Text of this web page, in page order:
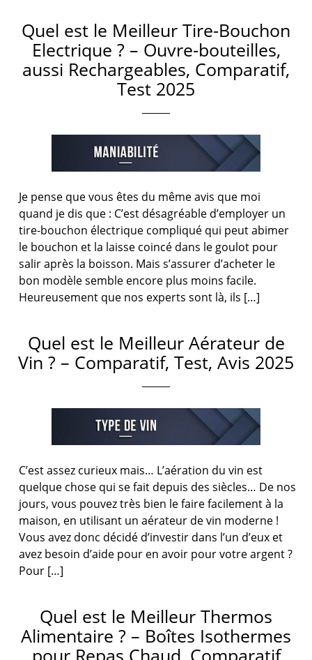
Quel est le Meilleur Tire-Bouchon
Electrique ? – Ouvre-bouteilles,
aussi Rechargeables, Comparatif,
Test 2025
Je pense que vous êtes du même avis que moi
quand je dis que : C’est désagréable d’employer un
tire-bouchon électrique compliqué qui peut abimer
le bouchon et la laisse coincé dans le goulot pour
salir après la boisson. Mais s’assurer d’acheter le
bon modèle semble encore plus moins facile.
Heureusement que nos experts sont là, ils […]
Quel est le Meilleur Aérateur de
Vin ? – Comparatif, Test, Avis 2025
C’est assez curieux mais… L’aération du vin est
quelque chose qui se fait depuis des siècles… De nos
jours, vous pouvez très bien le faire facilement à la
maison, en utilisant un aérateur de vin moderne !
Vous avez donc décidé d’investir dans l’un d’eux et
avez besoin d’aide pour en avoir pour votre argent ?
Pour […]
Quel est le Meilleur Thermos
Alimentaire ? – Boîtes Isothermes